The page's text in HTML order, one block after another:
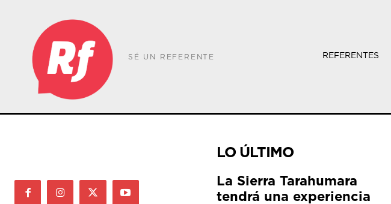
SÉ UN REFERENTE REFERENTES
LO ÚLTIMO
La Sierra Tarahumara
tendrá una experiencia